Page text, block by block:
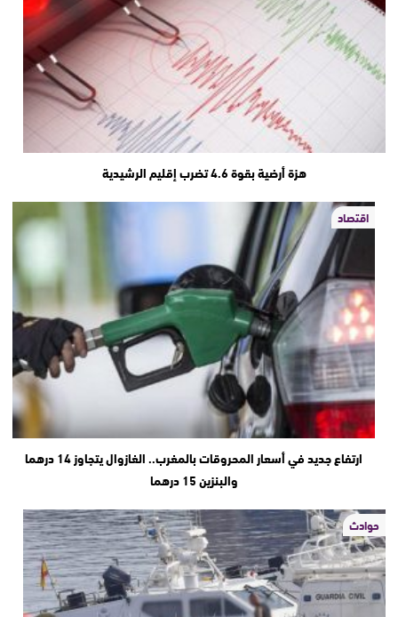
هزة أرضية بقوة 4.6 تضرب إقليم الرشيدية
اقتصاد
ارتفاع جديد في أسعار المحروقات بالمغرب.. الغازوال يتجاوز 14 درهما
والبنزين 15 درهما
حوادث